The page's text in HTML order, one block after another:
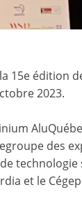
15e édition
2023.
des
et le